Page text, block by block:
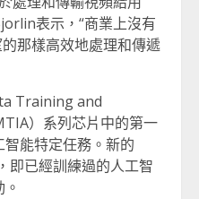
表示，“商業上沒有
那樣高效地處理和傳遞
Training and
）系列芯片中的第一
能特定任務。新的
即已經訓練過的人工智